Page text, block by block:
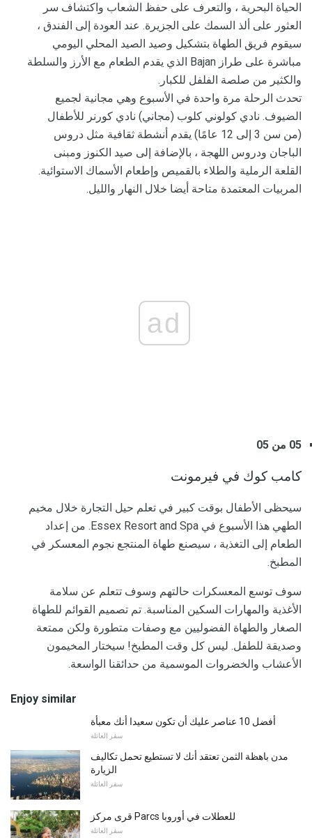
الحياة البحرية ، والتعرف على حفظ الشعاب واكتشاف سر
العثور على ألذ السمك على الجزيرة. عند العودة إلى الفندق ،
سيقوم فريق الطهاة بتشكيل وصيد الصيد المحلي اليومي
مباشرة على طراز Bajan الذي يقدم الطعام مع الأرز والسلطة
والكثير من صلصة الفلفل للكبار.
تحدث الرحلة مرة واحدة في الأسبوع وهي مجانية لجميع
الضيوف. نادي كولوني كلوب (مجاني) نادي كورنر للأطفال
(من سن 3 إلى 12 عامًا) يقدم أنشطة ثقافية مثل دروس
الباجان ودروس اللهجة ، بالإضافة إلى صيد الكنوز ومبنى
القلعة الرملية والطلاء بالقميص وإطعام الأسماك الاستوائية.
المربيات المعتمدة متاحة أيضا خلال النهار والليل.
ad
05 من 05
كامب كوك في فيرمونت
سيحظى الأطفال بوقت كبير في تعلم حيل التجارة خلال مخيم
الطهي هذا الأسبوع في Essex Resort and Spa. من إعداد
الطعام إلى التغذية ، سيصنع طهاة المنتجع نجوم المعسكر في
المطبخ.
سوف توسع المعسكرات حالتهم وسوف تتعلم عن سلامة
الأغذية والمهارات السكين المناسبة. تم تصميم القوائم للطهاة
الصغار والطهاة الفضوليين مع وصفات متطورة ولكن ممتعة
وصديقة للطفل. ليس كل وقت المطبخ! سيختار المخيمون
الأعشاب والخضروات الموسمية من حدائقنا الواسعة.
Enjoy similar
أفضل 10 عناصر عليك أن تكون سعيدا أنك معبأة
سفر العائلة
مدن باهظة الثمن تعتقد أنك لا تستطيع تحمل تكاليف
الزيارة
سفر العائلة
قرى مركز Parcs للعطلات في أوروبا
سفر العائلة